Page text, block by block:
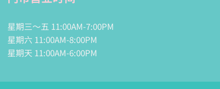
星期三～五 11:00AM-7:00PM
星期六 11:00AM-8:00PM
星期天 11:00AM-6:00PM